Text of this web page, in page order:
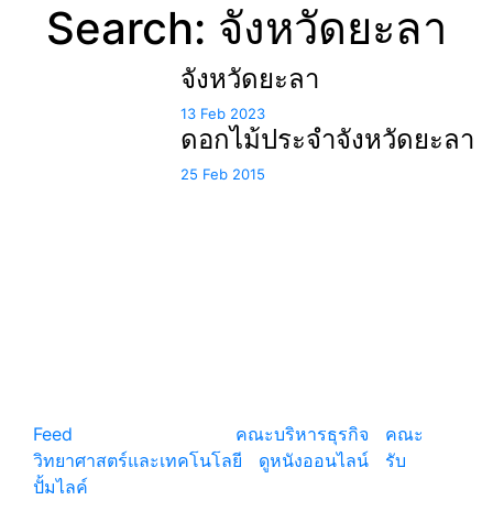
Search: จังหวัดยะลา
จังหวัดยะลา
13 Feb 2023
ดอกไม้ประจำจังหวัดยะลา
25 Feb 2015
Feed
คณะบริหารธุรกิจ
คณะ
วิทยาศาสตร์และเทคโนโลยี
ดูหนังออนไลน์
รับ
ปั้มไลค์